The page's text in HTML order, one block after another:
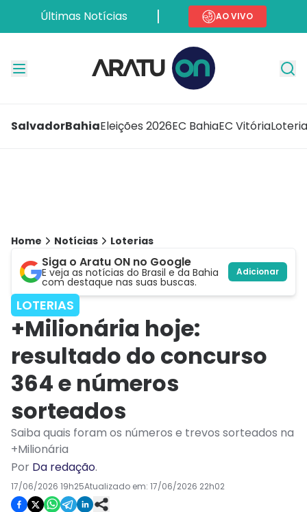
Últimas Notícias AO VIVO
SalvadorBahiaEleições 2026EC BahiaEC Vitória
Home Notícias Loterias
Siga o Aratu ON no Google
E veja as notícias do Brasil e da Bahia
com destaque nas suas buscas.
Adicionar
LOTERIAS
+Milionária hoje:
resultado do concurso
364 e números
sorteados
Saiba quais foram os números e trevos sorteados na
+Milionária
Por Da redação.
17/06/2026 19h25Atualizado em: 17/06/2026 22h02